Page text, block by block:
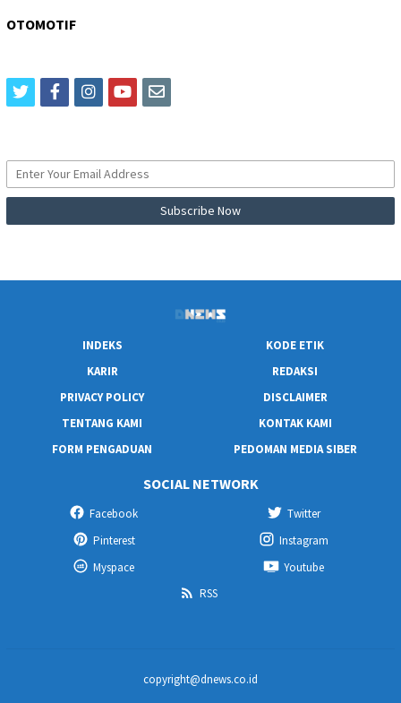
OTOMOTIF
twitterfacebookinstagram
youtubeemail
INDEKS
KODE ETIK
KARIR
REDAKSI
PRIVACY POLICY
DISCLAIMER
TENTANG KAMI
KONTAK KAMI
FORM PENGADUAN
PEDOMAN MEDIA SIBER
SOCIAL NETWORK
Facebook
Twitter
Pinterest
Instagram
Myspace
Youtube
RSS
copyright@dnews.co.id